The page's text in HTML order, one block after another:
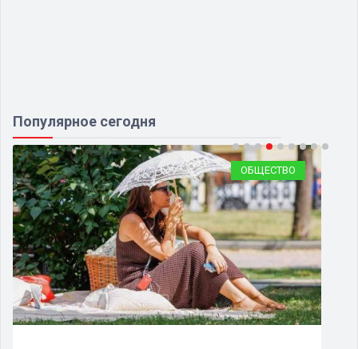
Популярное сегодня
ОБЩЕСТВО